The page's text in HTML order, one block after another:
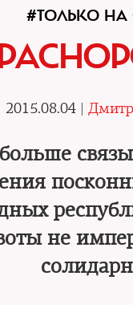
#ТОЛЬКО НА
2015.08.04 |
не